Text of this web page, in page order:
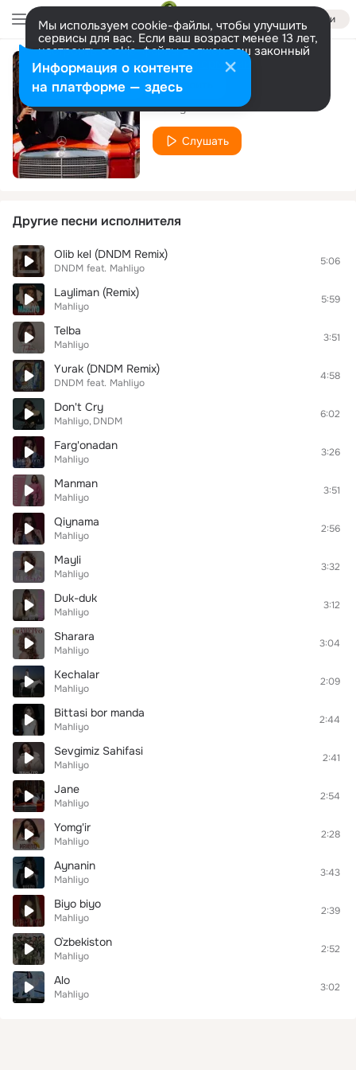
Войти
Мы используем cookie-файлы, чтобы улучшить
сервисы для вас. Если ваш возраст менее 13 лет,
настроить cookie-файлы должен ваш законный
представитель. Больше информации
Разрешить все Настроить
Jane
Mahliyo
Слушать
Другие песни исполнителя
Olib kel (DNDM Remix)
DNDM feat. Mahliyo
5:06
Layliman (Remix)
Mahliyo
5:59
Telba
Mahliyo
3:51
Yurak (DNDM Remix)
DNDM feat. Mahliyo
4:58
Don't Cry
Mahliyo DNDM
6:02
Farg'onadan
Mahliyo
3:26
Manman
Mahliyo
3:51
Qiynama
Mahliyo
2:56
Mayli
Mahliyo
3:32
Duk-duk
Mahliyo
3:12
Sharara
Mahliyo
3:04
Kechalar
Mahliyo
2:09
Bittasi bor manda
Mahliyo
2:44
Sevgimiz Sahifasi
Mahliyo
2:41
Jane
Mahliyo
2:54
Yomg'ir
Mahliyo
2:28
Aynanin
Mahliyo
3:43
Biyo biyo
Mahliyo
2:39
O`zbekiston
Mahliyo
2:52
Alo
Mahliyo
3:02
Информация о контенте
на платформе — здесь